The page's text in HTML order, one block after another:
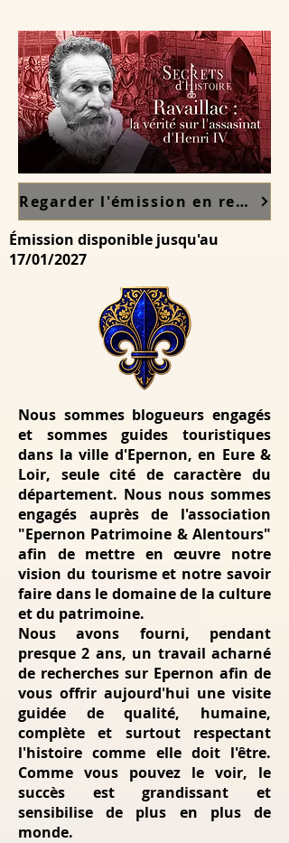
Regarder l'émission en replay sur France TV ici
Émission disponible jusqu'au
17/01/2027
Nous sommes blogueurs engagés
et sommes guides touristiques
dans la ville d'Epernon, en Eure &
Loir, seule cité de caractère du
département. Nous nous sommes
engagés auprès de l'association
"Epernon Patrimoine & Alentours"
afin de mettre en œuvre notre
vision du tourisme et notre savoir
faire dans le domaine de la culture
et du patrimoine.
Nous avons fourni, pendant
presque 2 ans, un travail acharné
de recherches sur Epernon afin de
vous offrir aujourd'hui une visite
guidée de qualité, humaine,
complète et surtout respectant
l'histoire comme elle doit l'être.
Comme vous pouvez le voir, le
succès est grandissant et
sensibilise de plus en plus de
monde.